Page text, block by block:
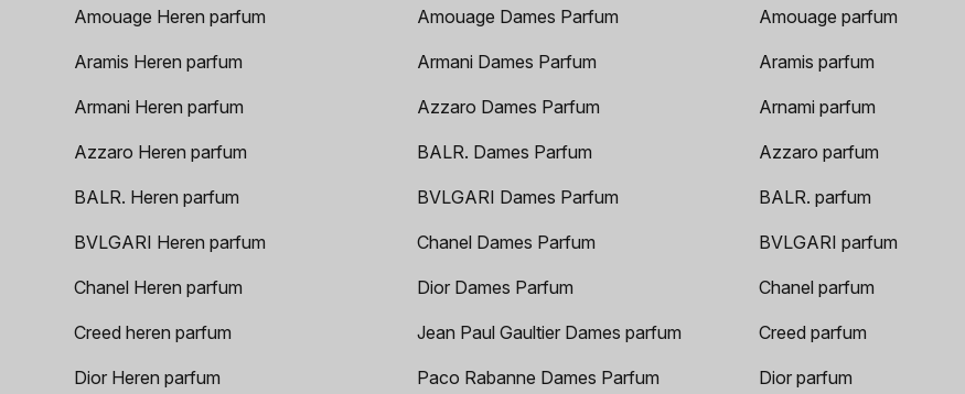
Amouage Heren parfum
Aramis Heren parfum
Armani Heren parfum
Azzaro Heren parfum
BALR. Heren parfum
BVLGARI Heren parfum
Chanel Heren parfum
Creed heren parfum
Dior Heren parfum
Amouage Dames Parfum
Armani Dames Parfum
Azzaro Dames Parfum
BALR. Dames Parfum
BVLGARI Dames Parfum
Chanel Dames Parfum
Dior Dames Parfum
Jean Paul Gaultier Dames parfum
Paco Rabanne Dames Parfum
Amouage parfum
Aramis parfum
Arnami parfum
Azzaro parfum
BALR. parfum
BVLGARI parfum
Chanel parfum
Creed parfum
Dior parfum